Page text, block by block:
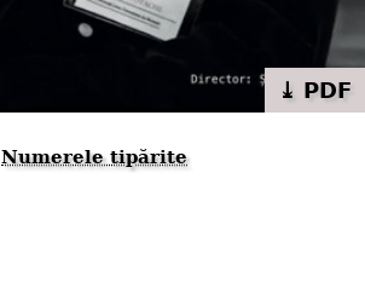
⤓ PDF
Numerele tipărite